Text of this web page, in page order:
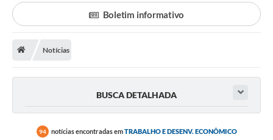
Boletim informativo
Notícias
BUSCA DETALHADA
94 notícias encontradas emTRABALHO E DESENV. ECONÔMICO